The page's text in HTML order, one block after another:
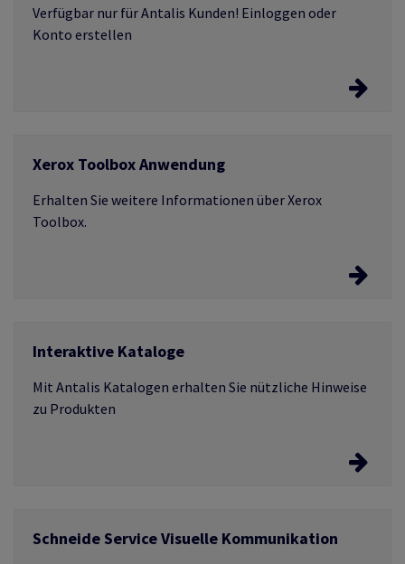
Umweltzertifikate.
Verfügbar nur für Antalis Kunden! Einloggen oder
Konto erstellen
herunter
Erfahren Sie mehr
Xerox Toolbox Anwendung
Erhalten Sie weitere Informationen über Xerox
Toolbox.
Interaktive Kataloge
Mit Antalis Katalogen erhalten Sie nützliche Hinweise
zu Produkten
Laden Sie Produkt Kataloge herunter.
Schneide Service Visuelle Kommunikation